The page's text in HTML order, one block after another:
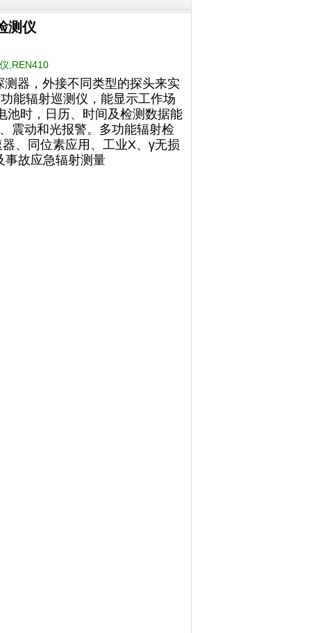
测仪
,REN410
器，外接不同类型的探头来实
能辐射巡测仪，能显示工作场
池时，日历、时间及检测数据能
震动和光报警。多功能辐射检
、同位素应用、工业X、γ无损
事故应急辐射测量